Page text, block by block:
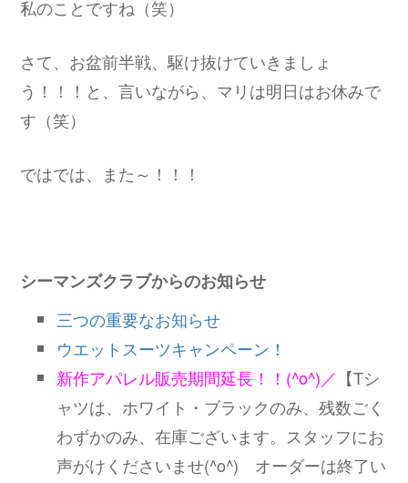
私のことですね（笑）
さて、お盆前半戦、駆け抜けていきましょ
う！！！と、言いながら、マリは明日はお休みで
す（笑）
ではでは、また～！！！
シーマンズクラブからのお知らせ
三つの重要なお知らせ
ウエットスーツキャンペーン！
新作アパレル販売期間延長！！(^o^)／ 【Tシ
ャツは、ホワイト・ブラックのみ、残数ごく
わずかのみ、在庫ございます。スタッフにお
声がけくださいませ(^o^) オーダーは終了い